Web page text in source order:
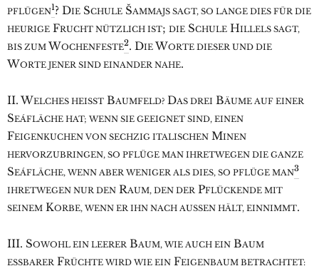
PFLÜGEN1? DIE SCHULE ŠAMMAJS SAGT, SO LANGE DIES FÜR DIE
HEURIGE FRUCHT NÜTZLICH IST; DIE SCHULE HILLELS SAGT,
BIS ZUM WOCHENFESTE2. DIE WORTE DIESER UND DIE
WORTE JENER SIND EINANDER NAHE.
II. WELCHES HEISST BAUMFELD? DAS DREI BÄUME AUF EINER
SEÁFLÄCHE HAT; WENN SIE GEEIGNET SIND, EINEN
FEIGENKUCHEN VON SECHZIG ITALISCHEN MINEN
HERVORZUBRINGEN, SO PFLÜGE MAN IHRETWEGEN DIE GANZE
SEÁFLÄCHE, WENN ABER WENIGER ALS DIES, SO PFLÜGE MAN3
IHRETWEGEN NUR DEN RAUM, DEN DER PFLÜCKENDE MIT
SEINEM KORBE, WENN ER IHN NACH AUSSEN HÄLT, EINNIMMT.
III. SOWOHL EIN LEERER BAUM, WIE AUCH EIN BAUM
ESSBARER FRÜCHTE WIRD WIE EIN FEIGENBAUM BETRACHTET: